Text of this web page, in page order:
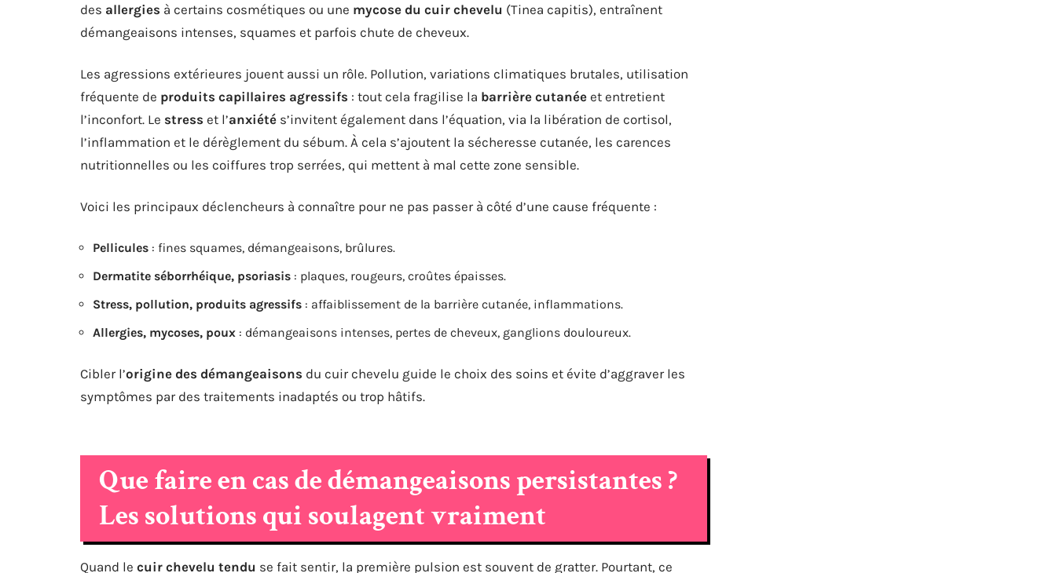
des allergies à certains cosmétiques ou une mycose du cuir chevelu (Tinea capitis), entraînent
démangeaisons intenses, squames et parfois chute de cheveux.
Les agressions extérieures jouent aussi un rôle. Pollution, variations climatiques brutales, utilisation
fréquente de produits capillaires agressifs : tout cela fragilise la barrière cutanée et entretient
l’inconfort. Le stress et l’anxiété s’invitent également dans l’équation, via la libération de cortisol,
l’inflammation et le dérèglement du sébum. À cela s’ajoutent la sécheresse cutanée, les carences
nutritionnelles ou les coiffures trop serrées, qui mettent à mal cette zone sensible.
Voici les principaux déclencheurs à connaître pour ne pas passer à côté d’une cause fréquente :
Pellicules : fines squames, démangeaisons, brûlures.
Dermatite séborrhéique, psoriasis : plaques, rougeurs, croûtes épaisses.
Stress, pollution, produits agressifs : affaiblissement de la barrière cutanée, inflammations.
Allergies, mycoses, poux : démangeaisons intenses, pertes de cheveux, ganglions douloureux.
Cibler l’origine des démangeaisons du cuir chevelu guide le choix des soins et évite d’aggraver les
symptômes par des traitements inadaptés ou trop hâtifs.
Que faire en cas de démangeaisons persistantes ?
Les solutions qui soulagent vraiment
Quand le cuir chevelu tendu se fait sentir, la première pulsion est souvent de gratter. Pourtant, ce